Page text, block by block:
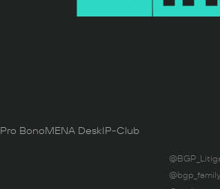
Pro BonoMENA DeskIP-Club